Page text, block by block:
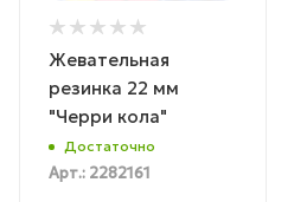
Жевательная
резинка 22 мм
"Черри кола"
Достаточно
Арт.: 2282161